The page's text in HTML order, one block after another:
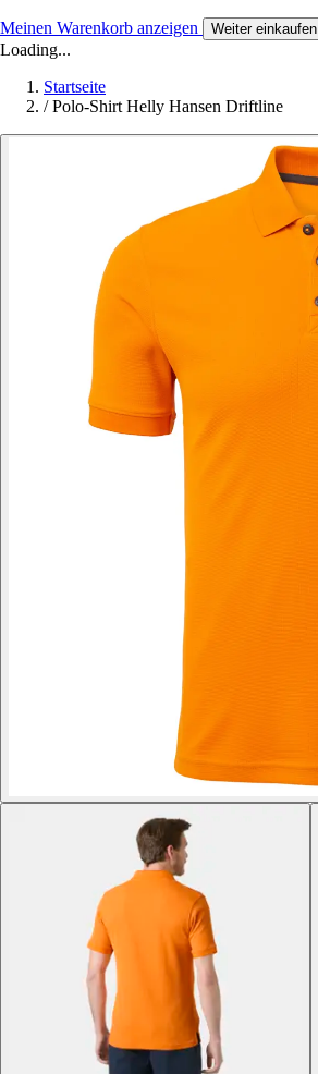
Meinen Warenkorb anzeigen Weiter einkaufen
Loading...
Startseite
/ Polo-Shirt Helly Hansen Driftline